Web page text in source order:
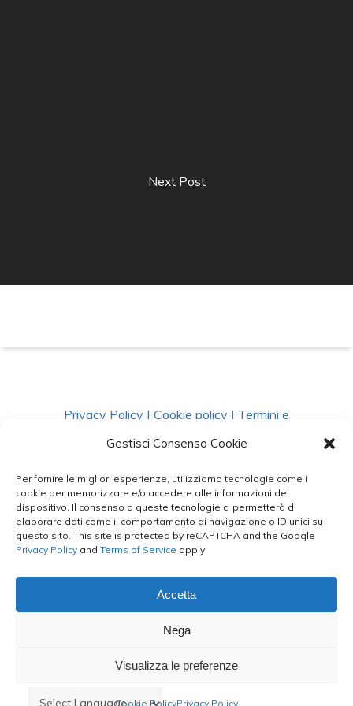
Gestisci Consenso Cookie
Per fornire le migliori esperienze, utilizziamo tecnologie come i
cookie per memorizzare e/o accedere alle informazioni del
dispositivo. Il consenso a queste tecnologie ci permetterà di
elaborare dati come il comportamento di navigazione o ID unici su
questo sito. This site is protected by reCAPTCHA and the Google
Privacy Policy and Terms of Service apply.
Accetta
Nega
Visualizza le preferenze
Cookie PolicyPrivacy Policy
Next Post
Privacy Policy | Cookie policy | Termini e
Condizioni|Richiedi Dati
facebook instagram whatsappphone
email
Le Bontà del Capo ©